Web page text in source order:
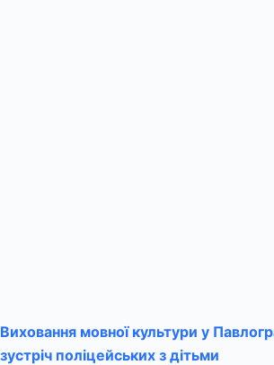
Виховання мовної культури у
зустріч поліцейських з дітьми